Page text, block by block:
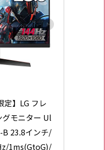
定】LG フレ
モニター Ul
B 23.8インチ/
1ms(GtoG)/